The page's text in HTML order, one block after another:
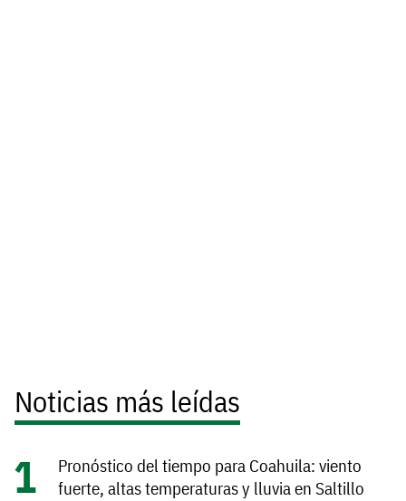
Noticias más leídas
Pronóstico del tiempo para Coahuila: viento
fuerte, altas temperaturas y lluvia en Saltillo